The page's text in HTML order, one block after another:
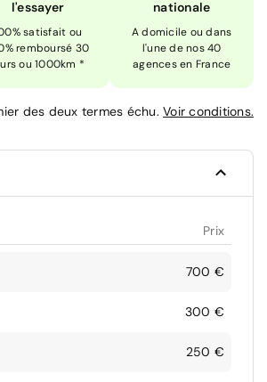
l'essayer
satisfait ou
remboursé 30
ou 1000km *
nationale
A domicile ou dans
l'une de nos 40
agences en France
des deux termes échu. Voir conditions.
Prix
700 €
300 €
250 €